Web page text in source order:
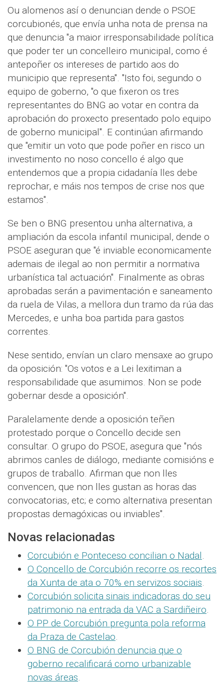
Ou alomenos así o denuncian dende o PSOE
corcubionés, que envía unha nota de prensa na
que denuncia "a maior irresponsabilidade política
que poder ter un concelleiro municipal, como é
antepoñer os intereses de partido aos do
municipio que representa". "Isto foi, segundo o
equipo de goberno, "o que fixeron os tres
representantes do BNG ao votar en contra da
aprobación do proxecto presentado polo equipo
de goberno municipal". E continúan afirmando
que "emitir un voto que pode poñer en risco un
investimento no noso concello é algo que
entendemos que a propia cidadanía lles debe
reprochar, e máis nos tempos de crise nos que
estamos".
Se ben o BNG presentou unha alternativa, a
ampliación da escola infantil municipal, dende o
PSOE aseguran que "é inviable economicamente
ademais de ilegal ao non permitir a normativa
urbanística tal actuación". Finalmente as obras
aprobadas serán a pavimentación e saneamento
da ruela de Vilas, a mellora dun tramo da rúa das
Mercedes, e unha boa partida para gastos
correntes.
Nese sentido, envían un claro mensaxe ao grupo
da oposición: "Os votos e a Lei lexitiman a
responsabilidade que asumimos. Non se pode
gobernar desde a oposición".
Paralelamente dende a oposición teñen
protestado porque o Concello decide sen
consultar. O grupo do PSOE, asegura que "nós
abrimos canles de diálogo, mediante comisións e
grupos de traballo. Afirman que non lles
convencen, que non lles gustan as horas das
convocatorias, etc; e como alternativa presentan
propostas demagóxicas ou inviables".
Novas relacionadas
Corcubión e Ponteceso concilian o Nadal.
O Concello de Corcubión recorre os recortes
da Xunta de ata o 70% en servizos sociais.
Corcubión solicita sinais indicadoras do seu
patrimonio na entrada da VAC a Sardiñeiro.
O PP de Corcubión pregunta pola reforma
da Praza de Castelao.
O BNG de Corcubión denuncia que o
goberno recalificará como urbanizable
novas áreas.